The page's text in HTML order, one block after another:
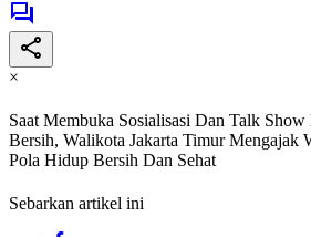
×
Saat Membuka Sosialisasi Dan Talk
Bersih, Walikota Jakarta Timur Mengajak
Pola Hidup Bersih Dan Sehat
Sebarkan artikel ini